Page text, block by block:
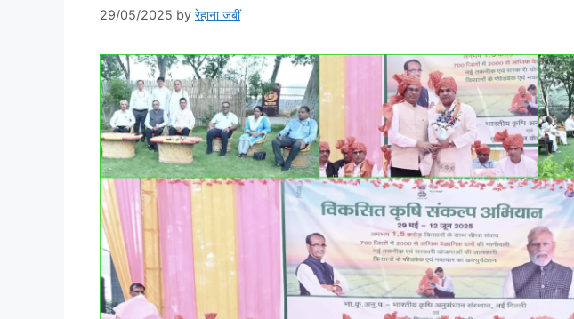
29/05/2025 by रेहाना जबीं